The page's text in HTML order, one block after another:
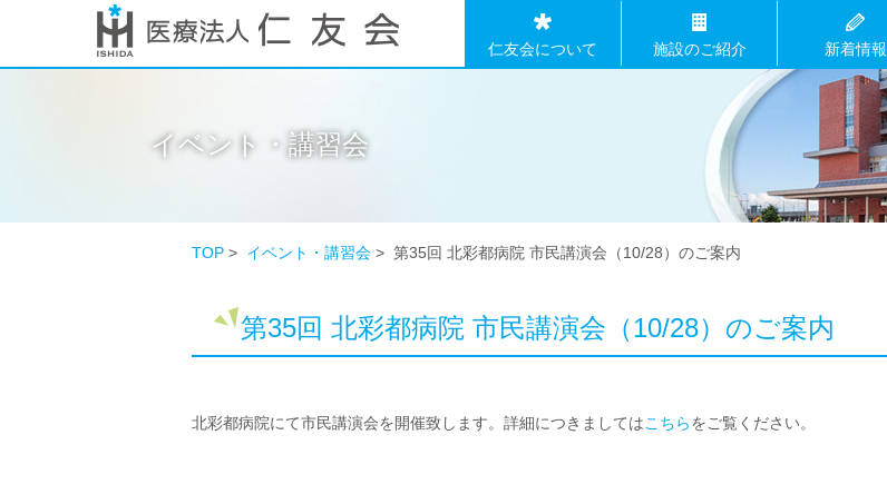
仁友会について 施設のご紹介 新着情報
イベント・講習会
TOP > イベント・講習会 > 第35回 北彩都病院 市民講演会（10/28）のご案内
第35回 北彩都病院 市民講演会（10/28）のご案内
北彩都病院にて市民講演会を開催致します。詳細につきましてはこちらをご覧ください。